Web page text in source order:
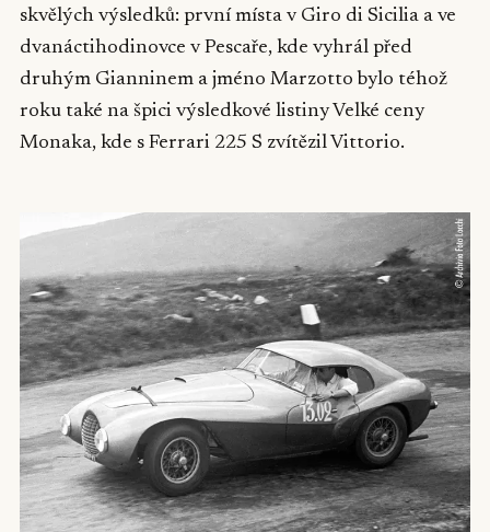
skvělých výsledků: první místa v Giro di Sicilia a ve
dvanáctihodinovce v Pescaře, kde vyhrál před
druhým Gianninem a jméno Marzotto bylo téhož
roku také na špici výsledkové listiny Velké ceny
Monaka, kde s Ferrari 225 S zvítězil Vittorio.